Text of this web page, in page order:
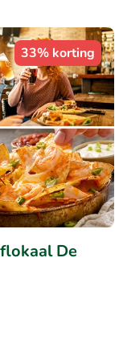
33% korting
De